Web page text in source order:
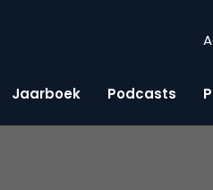
Jaarboek Podcasts